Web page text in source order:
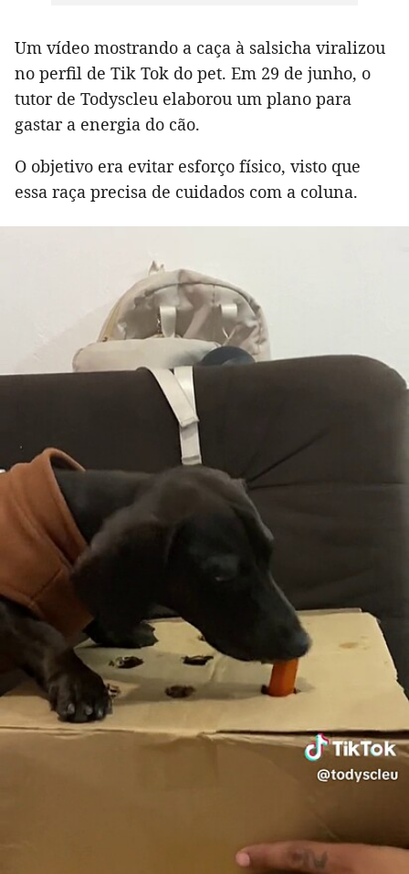
Um vídeo mostrando a caça à salsicha viralizou
no perfil de Tik Tok do pet. Em 29 de junho, o
tutor de Todyscleu elaborou um plano para
gastar a energia do cão.
O objetivo era evitar esforço físico, visto que
essa raça precisa de cuidados com a coluna.